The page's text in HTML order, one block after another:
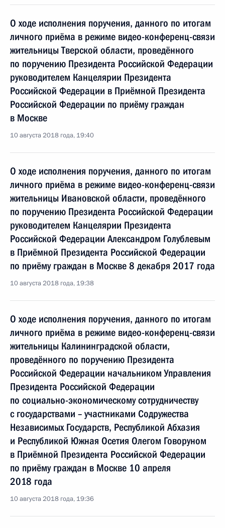
О ходе исполнения поручения, данного по итогам
личного приёма в режиме видео-конференц-связи
жительницы Тверской области, проведённого
по поручению Президента Российской Федерации
руководителем Канцелярии Президента
Российской Федерации в Приёмной Президента
Российской Федерации по приёму граждан
в Москве
10 августа 2018 года, 19:40
О ходе исполнения поручения, данного по итогам
личного приёма в режиме видео-конференц-связи
жительницы Ивановской области, проведённого
по поручению Президента Российской Федерации
руководителем Канцелярии Президента
Российской Федерации Александром Голублевым
в Приёмной Президента Российской Федерации
по приёму граждан в Москве 8 декабря 2017 года
10 августа 2018 года, 19:38
О ходе исполнения поручения, данного по итогам
личного приёма в режиме видео-конференц-связи
жительницы Калининградской области,
проведённого по поручению Президента
Российской Федерации начальником Управления
Президента Российской Федерации
по социально-экономическому сотрудничеству
с государствами – участниками Содружества
Независимых Государств, Республикой Абхазия
и Республикой Южная Осетия Олегом Говоруном
в Приёмной Президента Российской Федерации
по приёму граждан в Москве 10 апреля
2018 года
10 августа 2018 года, 19:36